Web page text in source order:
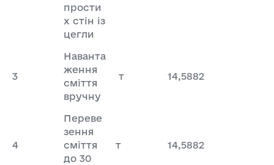
прости
х стін із
цегли
3
Наванта
ження
сміття
вручну
т 14,5882
4
Переве
зення
сміття
до 30
т 14,5882